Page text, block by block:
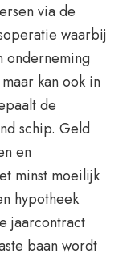
via de
waarbij
onderneming
kan ook in
de
schip. Geld
en
minst moeilijk
hypotheek
jaarcontract
baan wordt